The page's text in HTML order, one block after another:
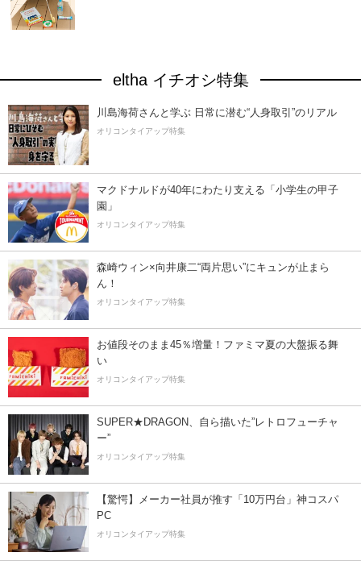
eltha イチオシ特集
川島海荷さんと学ぶ 日常に潜む“人身取引”のリアル
オリコンタイアップ特集
マクドナルドが40年にわたり支える「小学生の甲子
園」
オリコンタイアップ特集
森崎ウィン×向井康二“両片思い”にキュンが止まら
ん！
オリコンタイアップ特集
お値段そのまま45％増量！ファミマ夏の大盤振る舞
い
オリコンタイアップ特集
SUPER★DRAGON、自ら描いた”レトロフューチャ
ー”
オリコンタイアップ特集
【驚愕】メーカー社員が推す「10万円台」神コスパ
PC
オリコンタイアップ特集